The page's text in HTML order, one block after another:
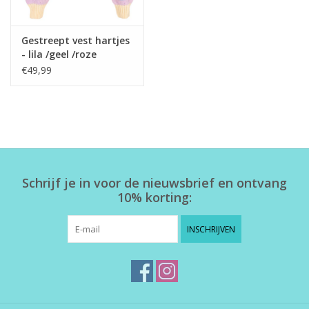
Gestreept vest hartjes
- lila /geel /roze
€49,99
Schrijf je in voor de nieuwsbrief en ontvang
10% korting:
INSCHRIJVEN